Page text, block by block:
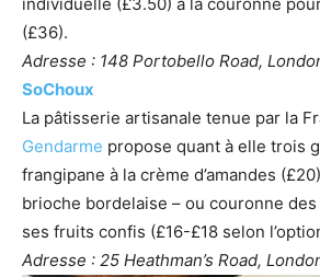
(£36).
Adresse : 148 Portobello Road,
SoChoux
La pâtisserie artisanale tenue par la
Gendarme propose quant à elle trois
frangipane à la crème d’amandes
brioche bordelaise – ou couronne
ses fruits confis (£16-£18 selon
Adresse : 25 Heathman’s Road,